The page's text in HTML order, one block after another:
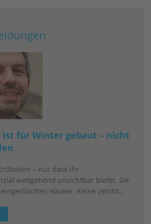
ist für Winter gebaut – nicht
– nur dass ihr
weitgehend unsichtbar bleibt. Sie
Häuser. Keine zerstö…